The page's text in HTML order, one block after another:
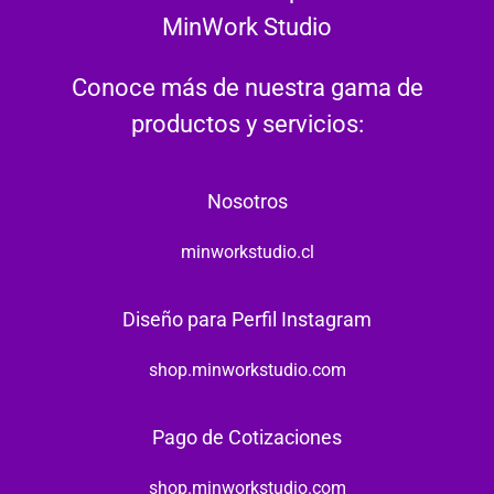
MinWork Studio
Conoce más de nuestra gama de
productos y servicios:
Nosotros
minworkstudio.cl
Diseño para Perfil Instagram
shop.minworkstudio.com
Pago de Cotizaciones
shop.minworkstudio.com